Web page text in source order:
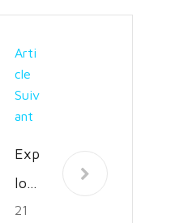
Arti
Cle
Suiv
Ant
Exp
lora
tion
21